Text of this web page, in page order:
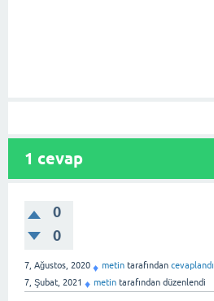
1 cevap
0
0
7, Ağustos, 2020 ♦ metin tarafından cevaplandı
7, Şubat, 2021 ♦ metin tarafından düzenlendi